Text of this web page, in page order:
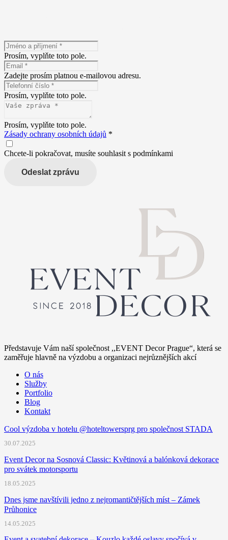
Prosím, vyplňte toto pole.
Zadejte prosím platnou e-mailovou adresu.
Prosím, vyplňte toto pole.
Prosím, vyplňte toto pole.
Zásady ochrany osobních údajů *
Chcete-li pokračovat, musíte souhlasit s podmínkami
Odeslat zprávu
Představuje Vám naší společnost ,,EVENT Decor Prague“, která se
zaměřuje hlavně na výzdobu a organizaci nejrůznějších akcí
O nás
Služby
Portfolio
Blog
Kontakt
Cool výzdoba v hotelu @hoteltowersprg pro společnost STADA
30.07.2025
Event Decor na Sosnová Classic: Květinová a balónková dekorace
pro svátek motorsportu
18.05.2025
Dnes jsme navštívili jedno z nejromantičtějších míst – Zámek
Průhonice
14.05.2025